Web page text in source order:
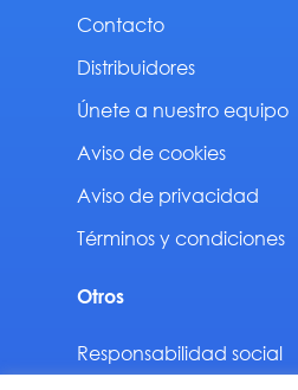
Contacto
Distribuidores
Únete a nuestro equipo
Aviso de cookies
Aviso de privacidad
Términos y condiciones
Otros
Responsabilidad social